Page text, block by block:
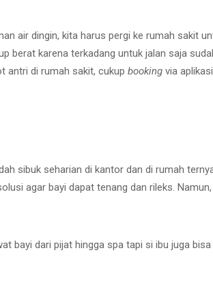
air dingin, kita harus pergi ke rumah sakit
berat karena terkadang untuk jalan saja
antri di rumah sakit, cukup booking via
sibuk seharian di kantor dan di rumah
agar bayi dapat tenang dan rileks.
bayi dari pijat hingga spa tapi si ibu juga